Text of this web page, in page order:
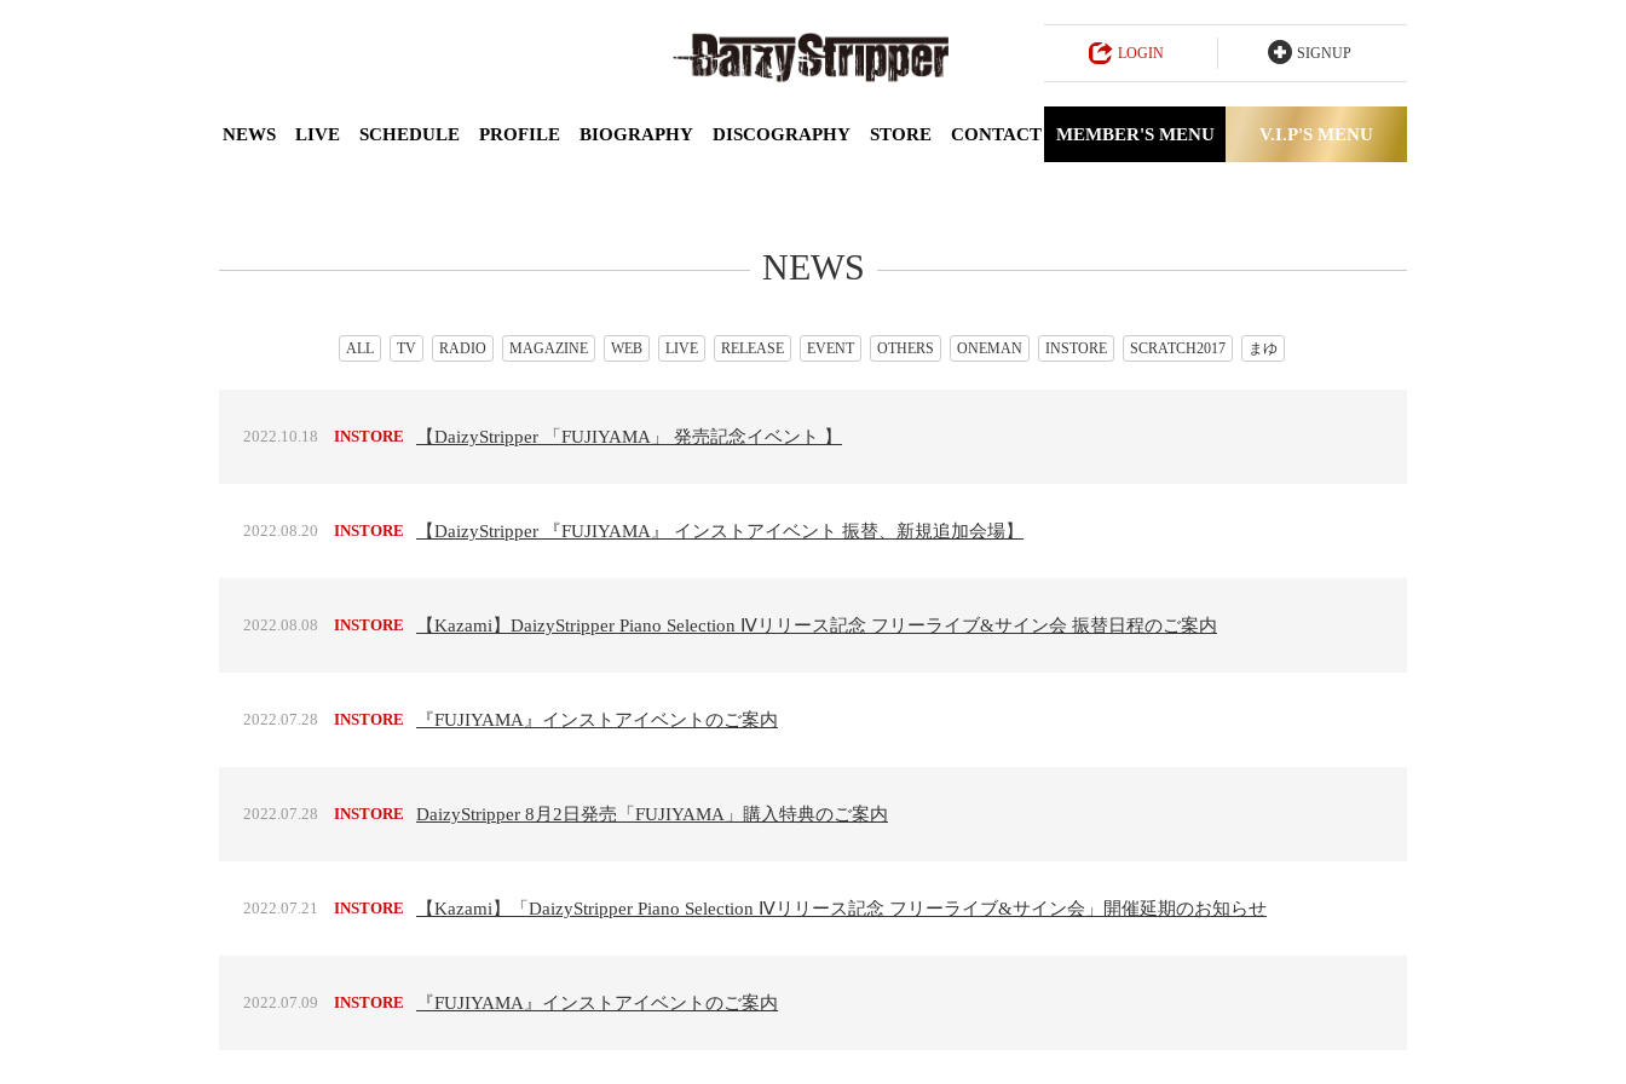
LOGIN SIGNUP
NEWS LIVE SCHEDULE PROFILE BIOGRAPHY DISCOGRAPHY STORE CONTACT V.I.P'S MENU
MEMBER'S MENU
NEWS
ALL TV RADIO MAGAZINE WEB LIVE RELEASE EVENT OTHERS ONEMAN INSTORE SCRATCH2017 まゆ
2022.10.18 INSTORE 【DaizyStripper 「FUJIYAMA」 発売記念イベント 】
2022.08.20 INSTORE 【DaizyStripper 『FUJIYAMA』 インストアイベント 振替、新規追加会場】
2022.08.08 INSTORE 【Kazami】DaizyStripper Piano Selection Ⅳリリース記念 フリーライブ&サイン会 振替日程のご案内
2022.07.28 INSTORE 『FUJIYAMA』インストアイベントのご案内
2022.07.28 INSTORE DaizyStripper 8月2日発売「FUJIYAMA」購入特典のご案内
2022.07.21 INSTORE 【Kazami】「DaizyStripper Piano Selection Ⅳリリース記念 フリーライブ&サイン会」開催延期のお知らせ
2022.07.09 INSTORE 『FUJIYAMA』インストアイベントのご案内